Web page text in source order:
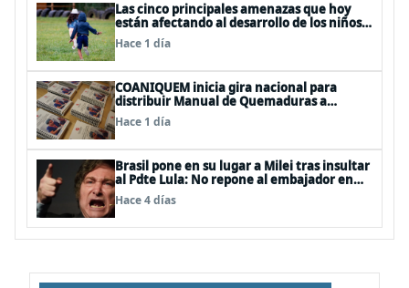
Las cinco principales amenazas que hoy
están afectando al desarrollo de los niños
en Chile
Hace 1 día
COANIQUEM inicia gira nacional para
distribuir Manual de Quemaduras a
profesionales de la salud
Hace 1 día
Brasil pone en su lugar a Milei tras insultar
al Pdte Lula: No repone al embajador en
BBSS y rebaja la relación bilateral
Hace 4 días